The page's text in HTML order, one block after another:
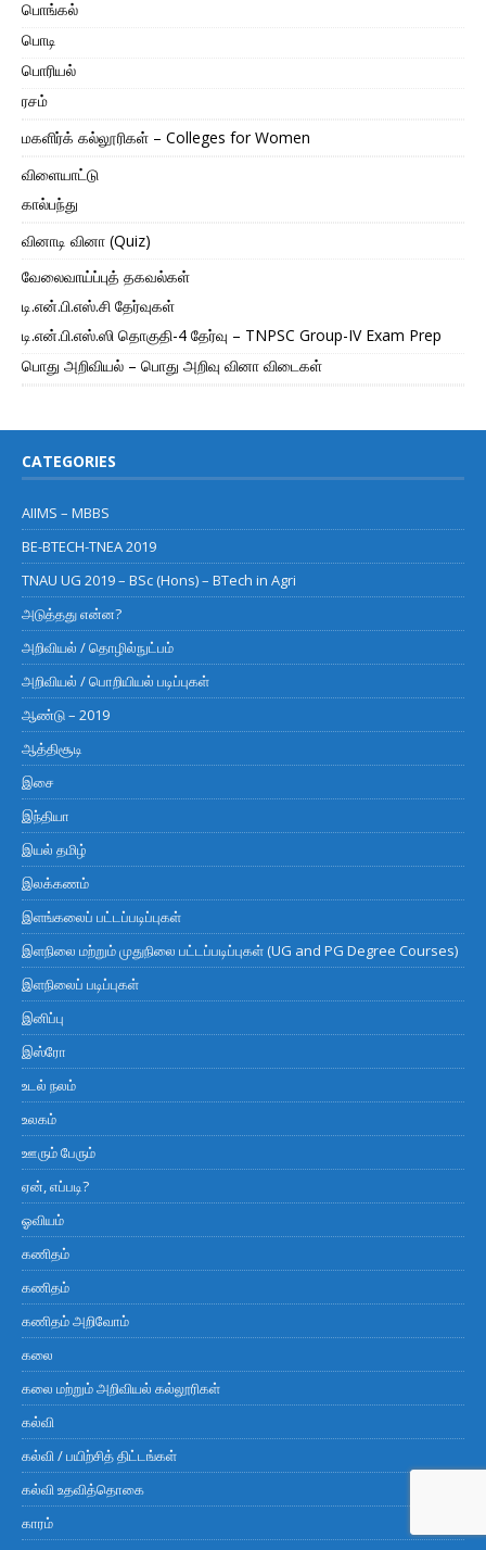
பொங்கல்
பொடி
பொரியல்
ரசம்
மகளிர்க் கல்லூரிகள் – Colleges for Women
விளையாட்டு
கால்பந்து
வினாடி வினா (Quiz)
வேலைவாய்ப்புத் தகவல்கள்
டி.என்.பி.எஸ்.சி தேர்வுகள்
டி.என்.பி.எஸ்.ஸி தொகுதி-4 தேர்வு – TNPSC Group-IV Exam Prep
பொது அறிவியல் – பொது அறிவு வினா விடைகள்
CATEGORIES
AIIMS – MBBS
BE-BTECH-TNEA 2019
TNAU UG 2019 – BSc (Hons) – BTech in Agri
அடுத்தது என்ன?
அறிவியல் / தொழில்நுட்பம்
அறிவியல் / பொறியியல் படிப்புகள்
ஆண்டு – 2019
ஆத்திசூடி
இசை
இந்தியா
இயல் தமிழ்
இலக்கணம்
இளங்கலைப் பட்டப்படிப்புகள்
இளநிலை மற்றும் முதுநிலை பட்டப்படிப்புகள் (UG and PG Degree Courses)
இளநிலைப் படிப்புகள்
இனிப்பு
இஸ்ரோ
உடல் நலம்
உலகம்
ஊரும் பேரும்
ஏன், எப்படி?
ஓவியம்
கணிதம்
கணிதம்
கணிதம் அறிவோம்
கலை
கலை மற்றும் அறிவியல் கல்லூரிகள்
கல்வி
கல்வி / பயிற்சித் திட்டங்கள்
கல்வி உதவித்தொகை
காரம்